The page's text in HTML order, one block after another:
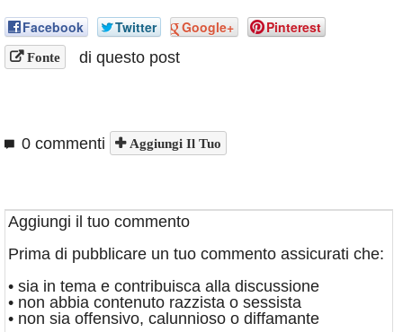
Facebook Twitter Google+ Pinterest
Fonte di questo post
0 commenti Aggiungi Il Tuo
Aggiungi il tuo commento
Prima di pubblicare un tuo commento assicurati che:
• sia in tema e contribuisca alla discussione
• non abbia contenuto razzista o sessista
• non sia offensivo, calunnioso o diffamante